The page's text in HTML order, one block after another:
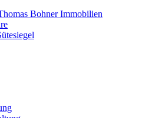
Bohner Immobilien